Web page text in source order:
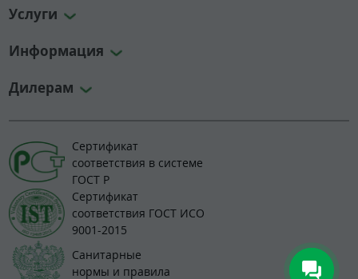
Услуги
Информация
Дилерам
Сертификат
соответствия в системе
ГОСТ Р
Сертификат
соответствия ГОСТ ИСО
9001-2015
Санитарные
нормы и правила